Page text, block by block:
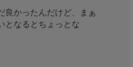
良かったんだけど、まぁ
となるとちょっとな